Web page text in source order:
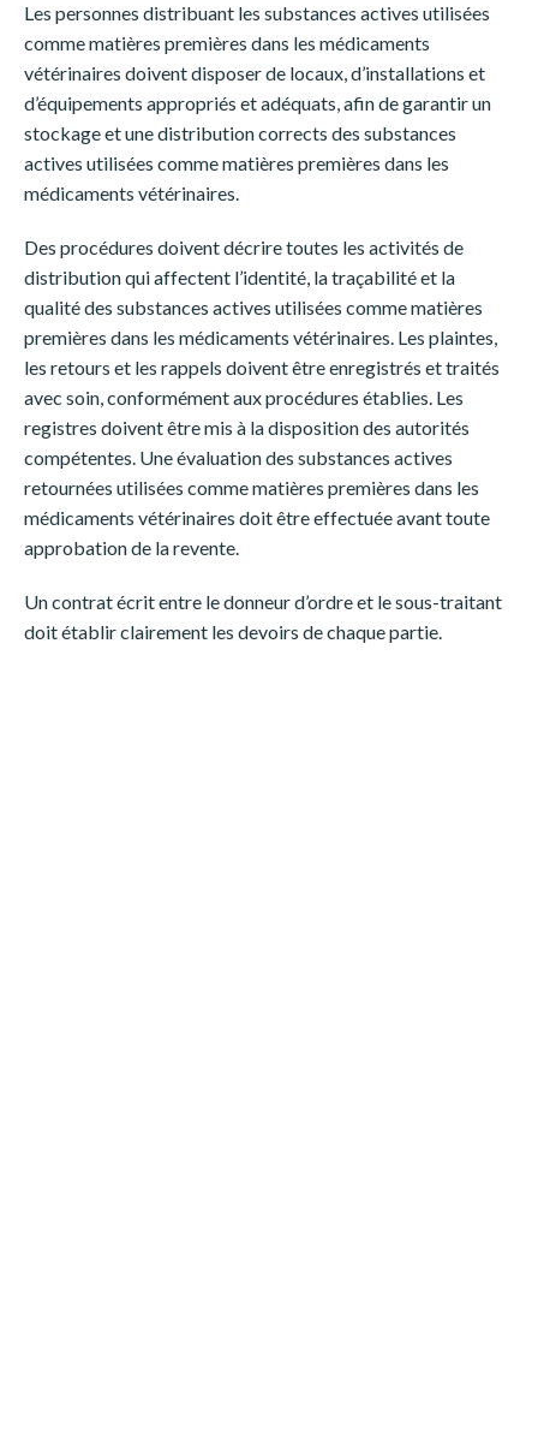
Les personnes distribuant les substances actives utilisées
comme matières premières dans les médicaments
vétérinaires doivent disposer de locaux, d’installations et
d’équipements appropriés et adéquats, afin de garantir un
stockage et une distribution corrects des substances
actives utilisées comme matières premières dans les
médicaments vétérinaires.
Des procédures doivent décrire toutes les activités de
distribution qui affectent l’identité, la traçabilité et la
qualité des substances actives utilisées comme matières
premières dans les médicaments vétérinaires. Les plaintes,
les retours et les rappels doivent être enregistrés et traités
avec soin, conformément aux procédures établies. Les
registres doivent être mis à la disposition des autorités
compétentes. Une évaluation des substances actives
retournées utilisées comme matières premières dans les
médicaments vétérinaires doit être effectuée avant toute
approbation de la revente.
Un contrat écrit entre le donneur d’ordre et le sous-traitant
doit établir clairement les devoirs de chaque partie.